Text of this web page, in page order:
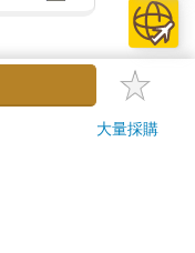
獲電話要求您前往
上當！
大量採購